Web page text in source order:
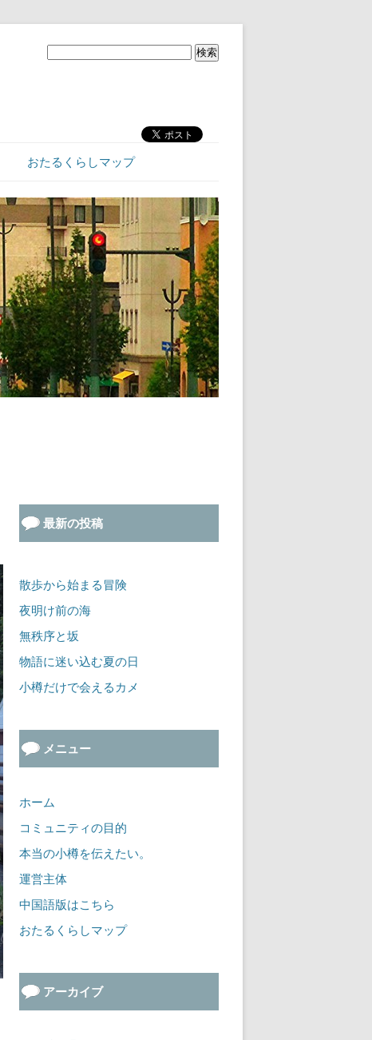
おたるくらしマップ
最新の投稿
散歩から始まる冒険
夜明け前の海
無秩序と坂
物語に迷い込む夏の日
小樽だけで会えるカメ
メニュー
ホーム
コミュニティの目的
本当の小樽を伝えたい。
運営主体
中国語版はこちら
おたるくらしマップ
アーカイブ